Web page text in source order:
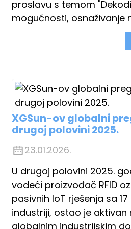
proslavu s temom
mogućnosti, osnaživanje
XGSun-ov globalni
drugoj polovini 2025.
23.01.2026.
U drugoj polovini 2025.
vodeći proizvođač RFID
pasivnih IoT rješenja sa
industriji, ostao je aktivan
globalnim industrijskim